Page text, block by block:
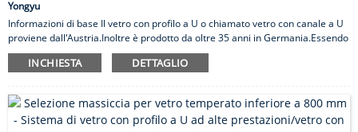
Yongyu
Informazioni di base Il vetro con profilo a U o chiamato vetro con canale a U
proviene dall'Austria.Inoltre è prodotto da oltre 35 anni in Germania.Essendo
uno dei materiali tipici utilizzati nei progetti di costruzione su larga scala, il
vetro con profilo a U è ampiamente utilizzato in Europa e in America.La
aree in Cina lo usano per la sua tendenza di design internazionale.Il vetro
con profilo a U è un tipo di occhiali da colata.È un progresso di formazione in
t ...
INCHIESTA DETTAGLIO